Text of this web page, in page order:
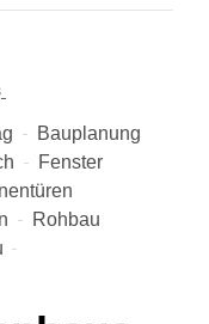
Bauplanung
Fenster
Rohbau